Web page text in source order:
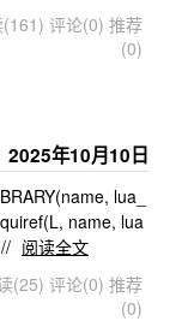
评论(0) 推荐
(0)
2025年10月10日
lua_
name, lua
阅读全文
(25) 评论(0) 推荐
(0)